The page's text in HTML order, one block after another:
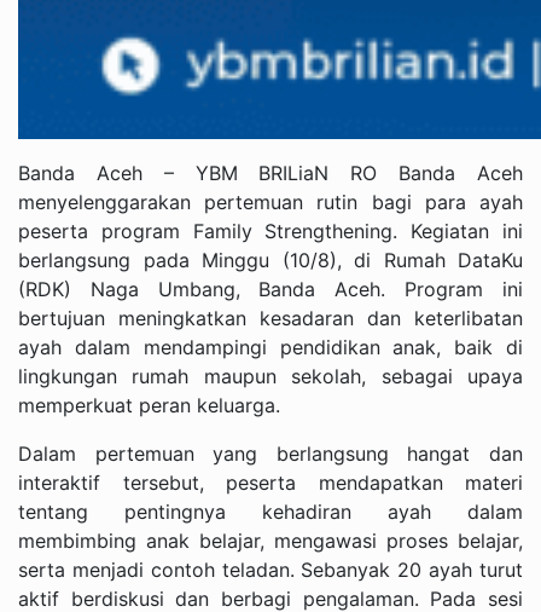
Banda Aceh – YBM BRILiaN RO Banda Aceh
menyelenggarakan pertemuan rutin bagi para ayah
peserta program Family Strengthening. Kegiatan ini
berlangsung pada Minggu (10/8), di Rumah DataKu
(RDK) Naga Umbang, Banda Aceh. Program ini
bertujuan meningkatkan kesadaran dan keterlibatan
ayah dalam mendampingi pendidikan anak, baik di
lingkungan rumah maupun sekolah, sebagai upaya
memperkuat peran keluarga.
Dalam pertemuan yang berlangsung hangat dan
interaktif tersebut, peserta mendapatkan materi
tentang pentingnya kehadiran ayah dalam
membimbing anak belajar, mengawasi proses belajar,
serta menjadi contoh teladan. Sebanyak 20 ayah turut
aktif berdiskusi dan berbagi pengalaman. Pada sesi